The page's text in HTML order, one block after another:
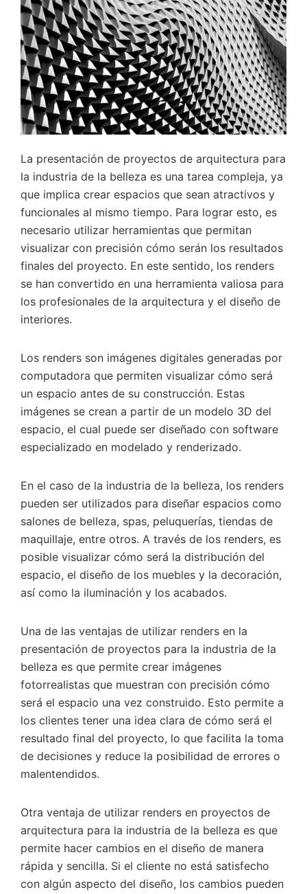
La presentación de proyectos de arquitectura para
la industria de la belleza es una tarea compleja, ya
que implica crear espacios que sean atractivos y
funcionales al mismo tiempo. Para lograr esto, es
necesario utilizar herramientas que permitan
visualizar con precisión cómo serán los resultados
finales del proyecto. En este sentido, los renders
se han convertido en una herramienta valiosa para
los profesionales de la arquitectura y el diseño de
interiores.
Los renders son imágenes digitales generadas por
computadora que permiten visualizar cómo será
un espacio antes de su construcción. Estas
imágenes se crean a partir de un modelo 3D del
espacio, el cual puede ser diseñado con software
especializado en modelado y renderizado.
En el caso de la industria de la belleza, los renders
pueden ser utilizados para diseñar espacios como
salones de belleza, spas, peluquerías, tiendas de
maquillaje, entre otros. A través de los renders, es
posible visualizar cómo será la distribución del
espacio, el diseño de los muebles y la decoración,
así como la iluminación y los acabados.
Una de las ventajas de utilizar renders en la
presentación de proyectos para la industria de la
belleza es que permite crear imágenes
fotorrealistas que muestran con precisión cómo
será el espacio una vez construido. Esto permite a
los clientes tener una idea clara de cómo será el
resultado final del proyecto, lo que facilita la toma
de decisiones y reduce la posibilidad de errores o
malentendidos.
Otra ventaja de utilizar renders en proyectos de
arquitectura para la industria de la belleza es que
permite hacer cambios en el diseño de manera
rápida y sencilla. Si el cliente no está satisfecho
con algún aspecto del diseño, los cambios pueden